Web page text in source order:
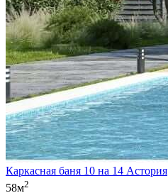
Каркасная баня 10 на 14 Астория
58м2